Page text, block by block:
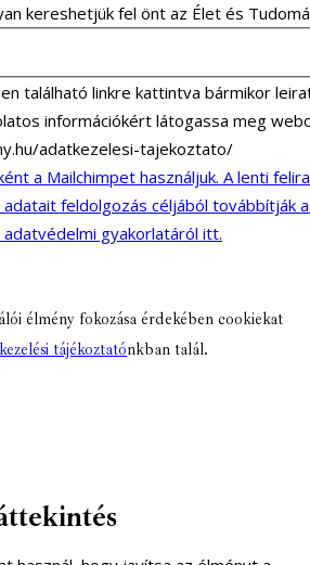
kereshetjük fel önt az Élet és
található linkre kattintva bármikor
információkért látogassa meg
adatkezelesi-tajekoztato/
a Mailchimpet használjuk. A lenti
feldolgozás céljából továbbítják
adatvédelmi gyakorlatáról itt.
élmény fokozása érdekében cookiekat
tájékoztatónkban talál.